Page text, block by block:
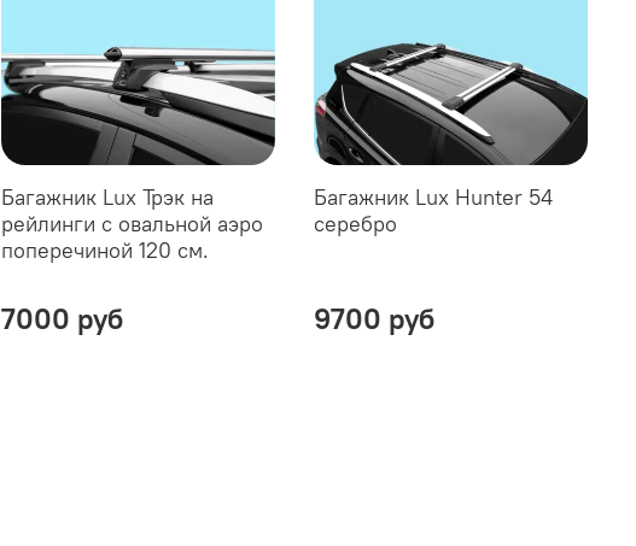
Багажник Lux Трэк на
рейлинги с овальной аэро
поперечиной 120 см.
7000 руб
Багажник Lux Hunter 54
серебро
9700 руб